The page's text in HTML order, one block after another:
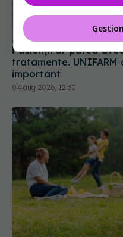
Pacienții ar putea
tratamente.
important
04 aug 2026, 12:30
Ministerul Sănătății
în grad de handicap